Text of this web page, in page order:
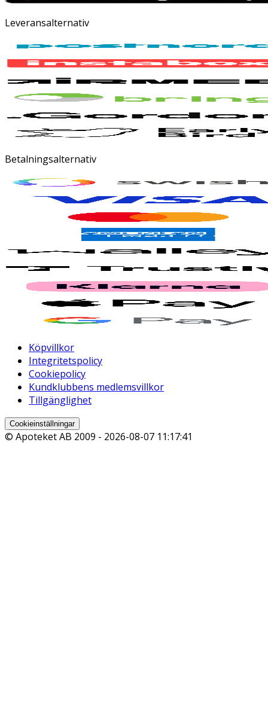
Leveransalternativ
Betalningsalternativ
Köpvillkor
Integritetspolicy
Cookiepolicy
Kundklubbens medlemsvillkor
Tillgänglighet
Cookieinställningar
© Apoteket AB 2009 - 2026-08-07 11:17:41